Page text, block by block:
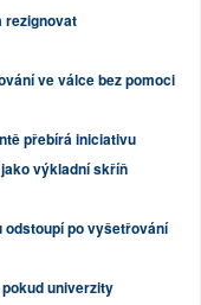
rezignovat
ve válce bez pomoci
přebírá iniciativu
výkladní skříň
po vyšetřování
univerzity